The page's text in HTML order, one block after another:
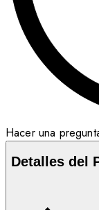
Hacer una
Detalles del